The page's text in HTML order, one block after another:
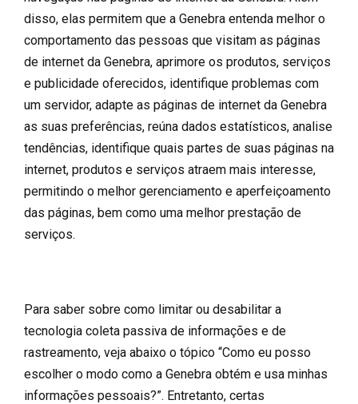
disso, elas permitem que a Genebra entenda melhor o
comportamento das pessoas que visitam as páginas
de internet da Genebra, aprimore os produtos, serviços
e publicidade oferecidos, identifique problemas com
um servidor, adapte as páginas de internet da Genebra
as suas preferências, reúna dados estatísticos, analise
tendências, identifique quais partes de suas páginas na
internet, produtos e serviços atraem mais interesse,
permitindo o melhor gerenciamento e aperfeiçoamento
das páginas, bem como uma melhor prestação de
serviços.
Para saber sobre como limitar ou desabilitar a
tecnologia coleta passiva de informações e de
rastreamento, veja abaixo o tópico “Como eu posso
escolher o modo como a Genebra obtém e usa minhas
informações pessoais?”. Entretanto, certas